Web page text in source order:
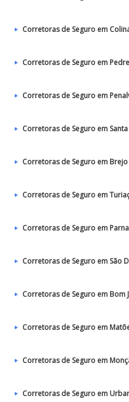
Corretoras de Seguro em
Corretoras de Seguro em
Corretoras de Seguro em
Corretoras de Seguro em Santa
Corretoras de Seguro em Brejo
Corretoras de Seguro em
Corretoras de Seguro em
Corretoras de Seguro em São
Corretoras de Seguro em Bom
Corretoras de Seguro em
Corretoras de Seguro em
Corretoras de Seguro em